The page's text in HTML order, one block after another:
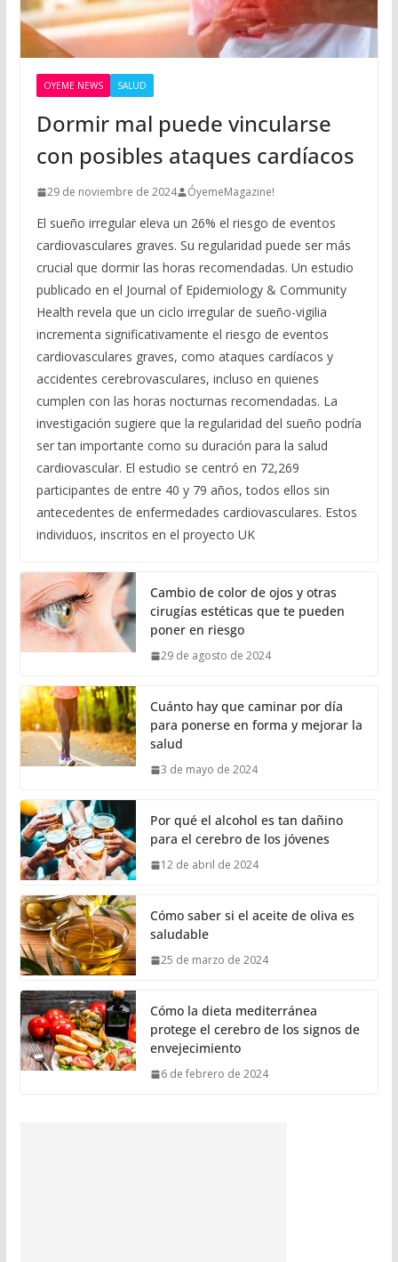
OYEME NEWS SALUD
Dormir mal puede vincularse
con posibles ataques cardíacos
29 de noviembre de 2024 ÓyemeMagazine!
El sueño irregular eleva un 26% el riesgo de eventos
cardiovasculares graves. Su regularidad puede ser más
crucial que dormir las horas recomendadas. Un estudio
publicado en el Journal of Epidemiology & Community
Health revela que un ciclo irregular de sueño-vigilia
incrementa significativamente el riesgo de eventos
cardiovasculares graves, como ataques cardíacos y
accidentes cerebrovasculares, incluso en quienes
cumplen con las horas nocturnas recomendadas. La
investigación sugiere que la regularidad del sueño podría
ser tan importante como su duración para la salud
cardiovascular. El estudio se centró en 72,269
participantes de entre 40 y 79 años, todos ellos sin
antecedentes de enfermedades cardiovasculares. Estos
individuos, inscritos en el proyecto UK
Cambio de color de ojos y otras
cirugías estéticas que te pueden
poner en riesgo
29 de agosto de 2024
Cuánto hay que caminar por día
para ponerse en forma y mejorar la
salud
3 de mayo de 2024
Por qué el alcohol es tan dañino
para el cerebro de los jóvenes
12 de abril de 2024
Cómo saber si el aceite de oliva es
saludable
25 de marzo de 2024
Cómo la dieta mediterránea
protege el cerebro de los signos de
envejecimiento
6 de febrero de 2024